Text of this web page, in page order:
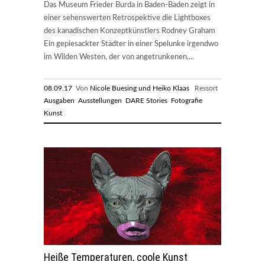
Das Museum Frieder Burda in Baden-Baden zeigt in
einer sehenswerten Retrospektive die Lightboxes
des kanadischen Konzeptkünstlers Rodney Graham
Ein gepiesackter Städter in einer Spelunke irgendwo
im Wilden Westen, der von angetrunkenen,...
08.09.17 Von Nicole Buesing und Heiko Klaas Ressort
Ausgaben Ausstellungen DARE Stories Fotografie
Kunst
Heiße Temperaturen, coole Kunst